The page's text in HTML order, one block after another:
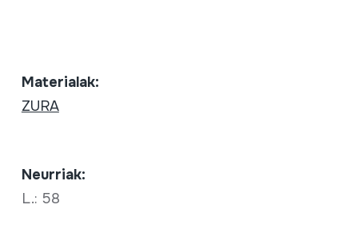
Materialak:
ZURA
Neurriak:
L.: 58